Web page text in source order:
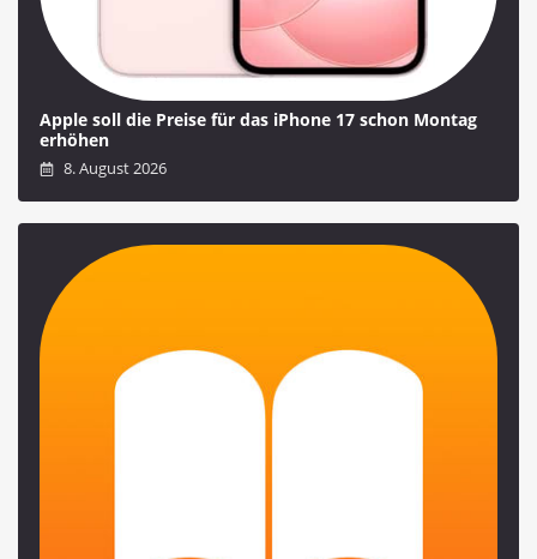
Apple soll die Preise für das iPhone 17 schon Montag
erhöhen
8. August 2026